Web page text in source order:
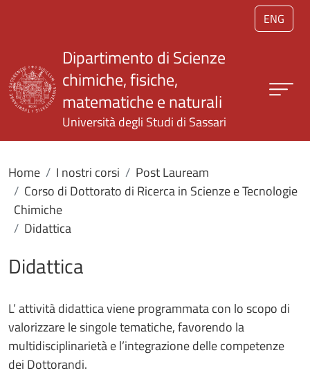
Salta al contenuto principale
ENG
Dipartimento di Scienze
chimiche, fisiche,
matematiche e naturali
Università degli Studi di Sassari
Home I nostri corsi
Post Lauream
Corso di Dottorato di Ricerca in Scienze e Tecnologie
Chimiche
Didattica
Didattica
L’ attività didattica viene programmata con lo scopo di
valorizzare le singole tematiche, favorendo la
multidisciplinarietà e l’integrazione delle competenze
dei Dottorandi.